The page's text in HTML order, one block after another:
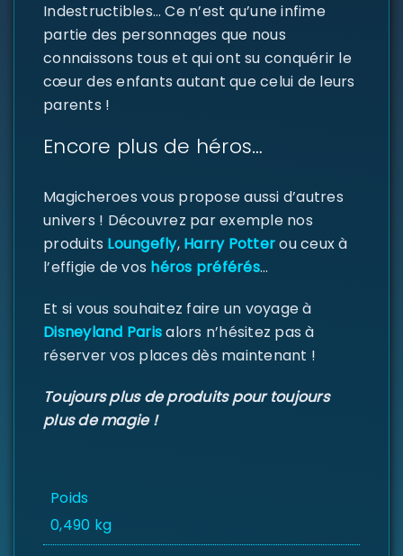
Indestructibles… Ce n’est qu’une infime
partie des personnages que nous
connaissons tous et qui ont su conquérir le
cœur des enfants autant que celui de leurs
parents !
Encore plus de héros…
Magicheroes vous propose aussi d’autres
univers ! Découvrez par exemple nos
produits Loungefly,Harry Potterou ceux à
l’effigie de vos héros préférés…
Et si vous souhaitez faire un voyage à
Disneyland Parisalors n’hésitez pas à
réserver vos places dès maintenant !
Toujours plus de produits pour toujours
plus de magie !
Poids
0,490 kg